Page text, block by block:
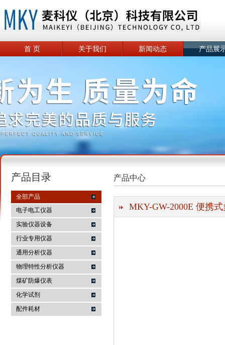
麦科仪（北京）科技有限公司
首 页 关于我们 新闻动态 产品展
产品目录
全部产品
电子电工仪器
实验仪器设备
行业专用仪器
通用分析仪器
物理特性分析仪器
煤矿防爆仪表
化学试剂
配件耗材
产品中心
MKY-GW-2000E 便携